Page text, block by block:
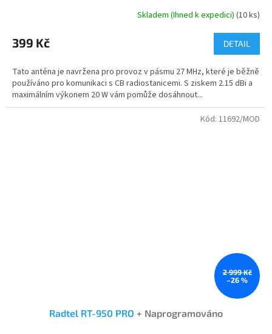
produktu
je
z
5
hvězdiček.
Skladem (Ihned k expedici)(10 ks)
399 Kč DETAIL
Tato anténa je navržena pro provoz v pásmu 27 MHz, které je běžně
používáno pro komunikaci s CB radiostanicemi. S ziskem 2.15 dBi a
maximálním výkonem 20 W vám pomůže dosáhnout...
2 999 Kč
–26 %
Radtel RT-950 PRO + Naprogramováno
Kód: 11692/MOD